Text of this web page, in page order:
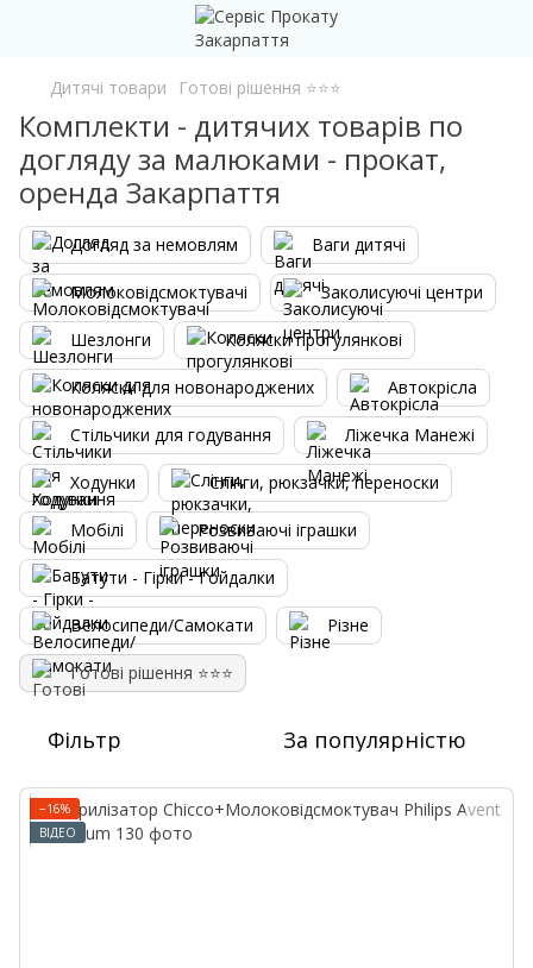
Дитячі товари Готові рішення ⭐⭐⭐
Комплекти - дитячих товарів по
догляду за малюками - прокат,
оренда Закарпаття
Догляд за немовлям Ваги дитячі
Молоковідсмоктувачі Заколисуючі центри
Шезлонги Коляски прогулянкові
Коляски для новонароджених Автокрісла
Стільчики для годування Ліжечка Манежі
Ходунки Слінги, рюкзачки, переноски
Мобілі Розвиваючі іграшки
Батути - Гірки - Гойдалки
Велосипеди/Самокати Різне
Готові рішення ⭐⭐⭐
Фільтр За популярністю
−16%
ВІДЕО